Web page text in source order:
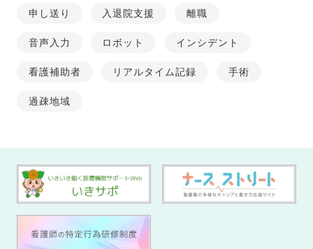
申し送り 入退院支援 離職
音声入力 ロボット インシデント
看護補助者 リアルタイム記録 手術
過疎地域